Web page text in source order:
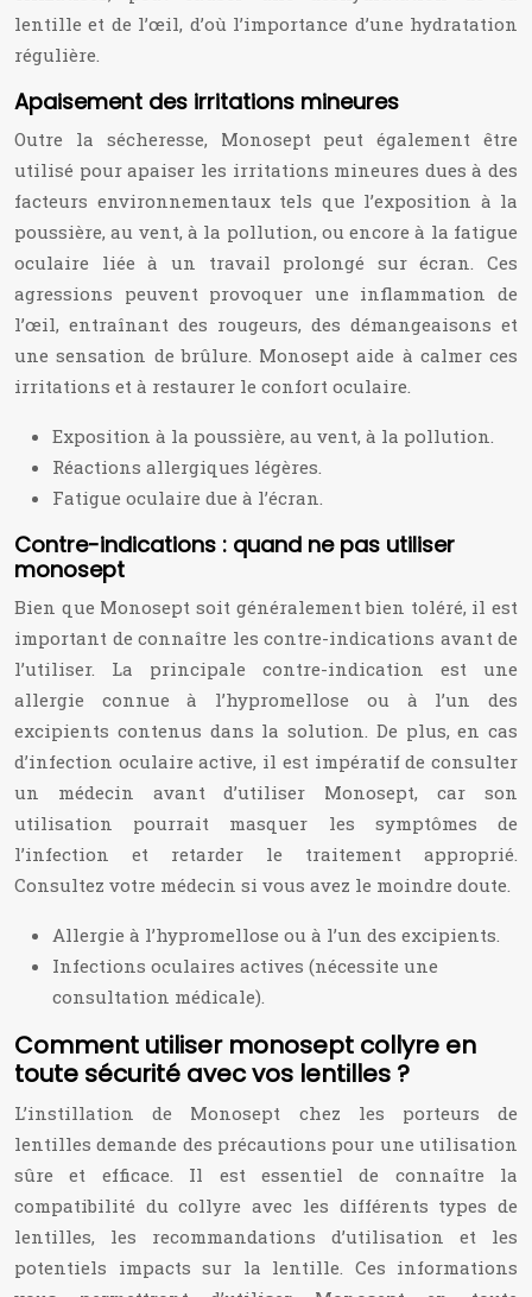
lentille et de l’œil, d’où l’importance d’une hydratation
régulière.
Apaisement des irritations mineures
Outre la sécheresse, Monosept peut également être
utilisé pour apaiser les irritations mineures dues à des
facteurs environnementaux tels que l’exposition à la
poussière, au vent, à la pollution, ou encore à la fatigue
oculaire liée à un travail prolongé sur écran. Ces
agressions peuvent provoquer une inflammation de
l’œil, entraînant des rougeurs, des démangeaisons et
une sensation de brûlure. Monosept aide à calmer ces
irritations et à restaurer le confort oculaire.
Exposition à la poussière, au vent, à la pollution.
Réactions allergiques légères.
Fatigue oculaire due à l’écran.
Contre-indications : quand ne pas utiliser
monosept
Bien que Monosept soit généralement bien toléré, il est
important de connaître les contre-indications avant de
l’utiliser. La principale contre-indication est une
allergie connue à l’hypromellose ou à l’un des
excipients contenus dans la solution. De plus, en cas
d’infection oculaire active, il est impératif de consulter
un médecin avant d’utiliser Monosept, car son
utilisation pourrait masquer les symptômes de
l’infection et retarder le traitement approprié.
Consultez votre médecin si vous avez le moindre doute.
Allergie à l’hypromellose ou à l’un des excipients.
Infections oculaires actives (nécessite une
consultation médicale).
Comment utiliser monosept collyre en
toute sécurité avec vos lentilles ?
L’instillation de Monosept chez les porteurs de
lentilles demande des précautions pour une utilisation
sûre et efficace. Il est essentiel de connaître la
compatibilité du collyre avec les différents types de
lentilles, les recommandations d’utilisation et les
potentiels impacts sur la lentille. Ces informations